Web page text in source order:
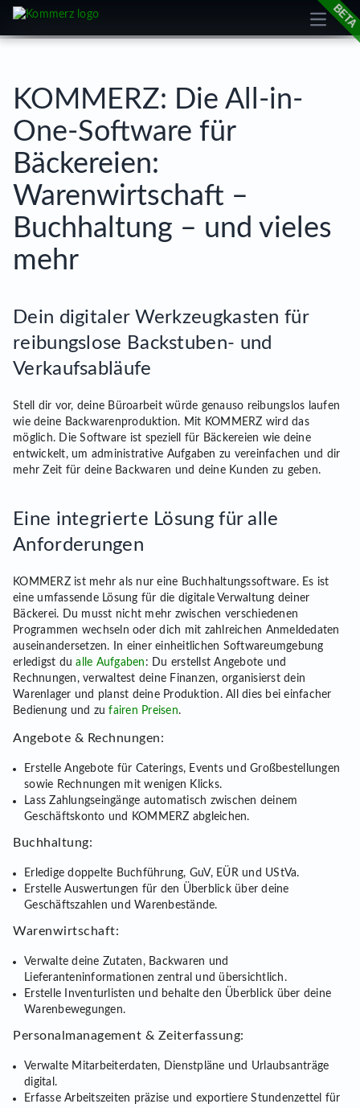
Open
KOMMERZ: Die All-in-
One-Software für
Bäckereien:
Warenwirtschaft –
Buchhaltung – und vieles
mehr
Dein digitaler Werkzeugkasten für
reibungslose Backstuben- und
Verkaufsabläufe
Stell dir vor, deine Büroarbeit würde genauso reibungslos laufen
wie deine Backwarenproduktion. Mit KOMMERZ wird das
möglich. Die Software ist speziell für Bäckereien wie deine
entwickelt, um administrative Aufgaben zu vereinfachen und dir
mehr Zeit für deine Backwaren und deine Kunden zu geben.
Eine integrierte Lösung für alle
Anforderungen
KOMMERZ ist mehr als nur eine Buchhaltungssoftware. Es ist
eine umfassende Lösung für die digitale Verwaltung deiner
Bäckerei. Du musst nicht mehr zwischen verschiedenen
Programmen wechseln oder dich mit zahlreichen Anmeldedaten
auseinandersetzen. In einer einheitlichen Softwareumgebung
erledigst dualle Aufgaben : Du erstellst Angebote und
Rechnungen, verwaltest deine Finanzen, organisierst dein
Warenlager und planst deine Produktion. All dies bei einfacher
Bedienung und zufairen Preisen.
Angebote & Rechnungen:
Erstelle Angebote für Caterings, Events und Großbestellungen
sowie Rechnungen mit wenigen Klicks.
Lass Zahlungseingänge automatisch zwischen deinem
Geschäftskonto und KOMMERZ abgleichen.
Buchhaltung:
Erledige doppelte Buchführung, GuV, EÜR und UStVa.
Erstelle Auswertungen für den Überblick über deine
Geschäftszahlen und Warenbestände.
Warenwirtschaft:
Verwalte deine Zutaten, Backwaren und
Lieferanteninformationen zentral und übersichtlich.
Erstelle Inventurlisten und behalte den Überblick über deine
Warenbewegungen.
Personalmanagement & Zeiterfassung:
Verwalte Mitarbeiterdaten, Dienstpläne und Urlaubsanträge
digital.
Erfasse Arbeitszeiten präzise und exportiere Stundenzettel für
cookie